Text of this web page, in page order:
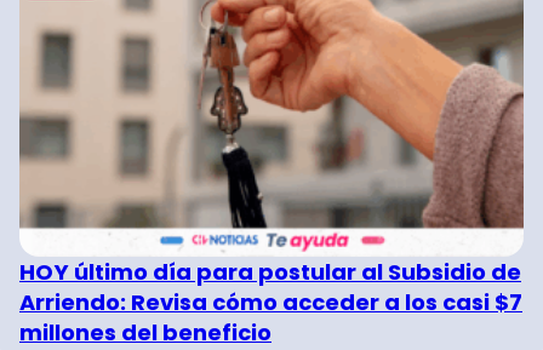
HOY último día para postular al Subsidio de
Arriendo: Revisa cómo acceder a los casi $7
millones del beneficio